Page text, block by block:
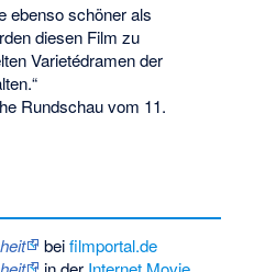
ebenso schöner als
diesen Film zu
Varietédramen der
Rundschau vom 11.
beifilmportal.de